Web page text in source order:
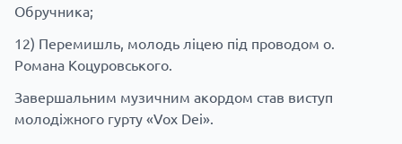
Обручника;
12) Перемишль, молодь ліцею під проводом о.
Романа Коцуровського.
Завершальним музичним акордом став виступ
молодіжного гурту «Vox Dei».